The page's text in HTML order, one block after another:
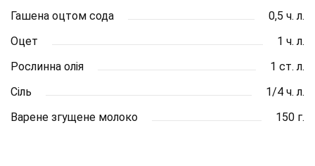
Гашена оцтом сода
0,5 ч. л.
Оцет
1 ч. л.
Рослинна олія
1 ст. л.
Сіль
1/4 ч. л.
Варене згущене молоко
150 г.